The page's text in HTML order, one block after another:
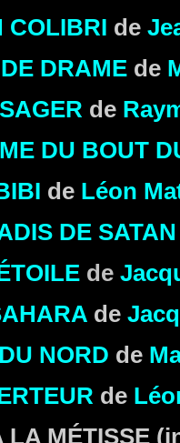
COLIBRI de
DRAME de
de
DU BOUT
de Léon
DE SATAN
de
de
NORD de
de
LA MÉTISSE (